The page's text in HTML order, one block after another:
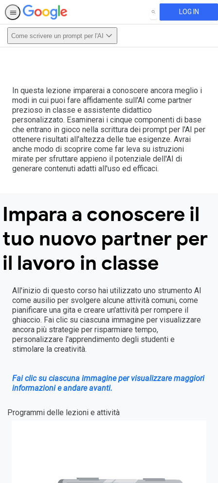
SEARCH LOG IN
Come scrivere un prompt per l'AI
In questa lezione imparerai a conoscere ancora meglio i
modi in cui puoi fare affidamente sull'AI come partner
prezioso in classe e assistente didattico
personalizzato. Esaminerai i cinque componenti di base
che entrano in gioco nella scrittura dei prompt per l'AI per
ottenere risultati all'altezza delle tue esigenze. Avrai
anche modo di scoprire come far leva su istruzioni
mirate per sfruttare appieno il potenziale dell'AI di
generare contenuti adatti all'uso ed efficaci.
Impara a conoscere il
tuo nuovo partner per
il lavoro in classe
All'inizio di questo corso hai utilizzato uno strumento AI
come ausilio per svolgere alcune attività comuni, come
pianificare una gita e creare un'attività per rompere il
ghiaccio. Fai clic su ciascuna immagine per visualizzare
ancora più strategie per risparmiare tempo,
personalizzare l'apprendimento degli studenti e
stimolare la creatività.
Fai clic su ciascuna immagine per visualizzare maggiori
informazioni e andare avanti.
Programmi delle lezioni e attività